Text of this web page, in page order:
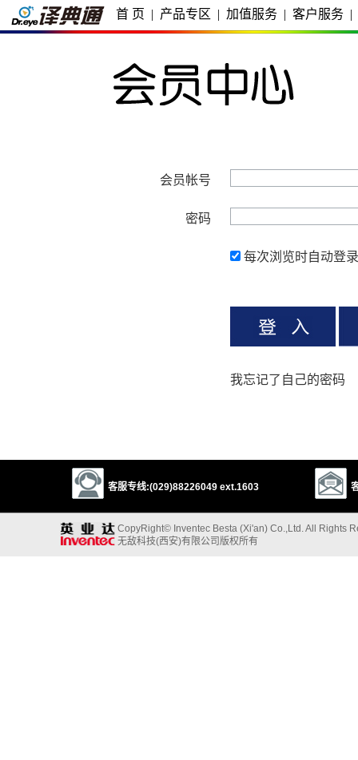
首 页 | 产品专区 | 加值服务 | 客户服务 |
会员帐号
密码
每次浏览时自动登录
我忘记了自己的密码
客服专线:(029)88226049 ext.1603
CopyRight© Inventec Besta (Xi'an) Co.,Ltd. All Rights
无敌科技(西安)有限公司版权所有